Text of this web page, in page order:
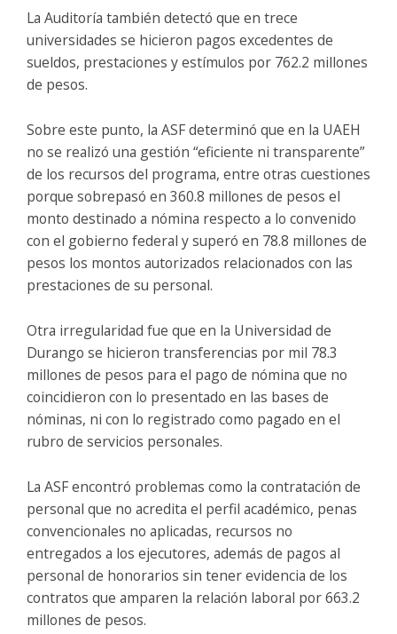
La Auditoría también detectó que en trece
universidades se hicieron pagos excedentes de
sueldos, prestaciones y estímulos por 762.2 millones
de pesos.
Sobre este punto, la ASF determinó que en la UAEH
no se realizó una gestión “eficiente ni transparente”
de los recursos del programa, entre otras cuestiones
porque sobrepasó en 360.8 millones de pesos el
monto destinado a nómina respecto a lo convenido
con el gobierno federal y superó en 78.8 millones de
pesos los montos autorizados relacionados con las
prestaciones de su personal.
Otra irregularidad fue que en la Universidad de
Durango se hicieron transferencias por mil 78.3
millones de pesos para el pago de nómina que no
coincidieron con lo presentado en las bases de
nóminas, ni con lo registrado como pagado en el
rubro de servicios personales.
La ASF encontró problemas como la contratación de
personal que no acredita el perfil académico, penas
convencionales no aplicadas, recursos no
entregados a los ejecutores, además de pagos al
personal de honorarios sin tener evidencia de los
contratos que amparen la relación laboral por 663.2
millones de pesos.